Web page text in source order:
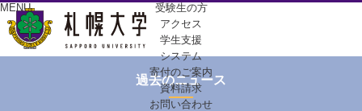
MENU
受験生の方
アクセス
学生支援
システム
寄付のご案内
資料請求
お問い合わせ
過去のニュース